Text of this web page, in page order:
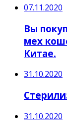
07.11.2020
Вы
мех
Китае.
31.10.2020
31.10.2020